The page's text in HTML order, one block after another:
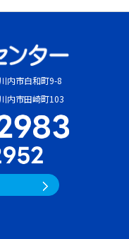
市白和町9-8
内市田崎町103